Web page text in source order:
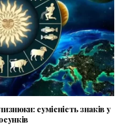
сумісність знаків у